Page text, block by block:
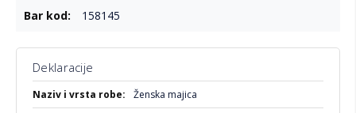
158145
Deklaracije
Više
informacija
Ženska majica